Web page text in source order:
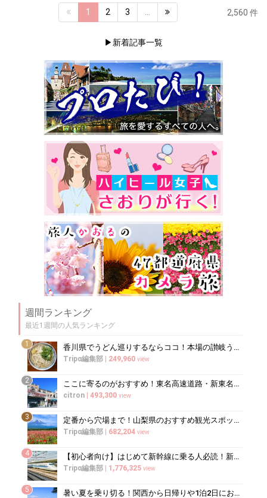
2,560 件
1 2 3
▶新着記事一覧
週間ランキング
最近1週間の人気ランキング
1 香川県でうどん巡りするならココ！本場の讃岐うどんの名店
Tripα編集部 249,960 view
2 ここに寄るのがおすすめ！東名高速道路・新東名高速道路の充実のSA・PA10選
citron 493,300 view
3 定番から穴場まで！山梨県のおすすめ観光スポット37選
Tripα編集部 682,204 view
4 【初心者向け】はじめて新幹線に乗る人必読！新幹線の乗り方をイチから徹底解説
Tripα編集部 1,776,325 view
5 暑い夏を乗り切る！関西から日帰りや1泊2日におすすめの避暑地10選